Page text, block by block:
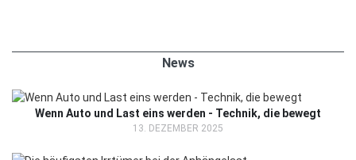
News
Wenn Auto und Last eins werden - Technik, die bewegt
13. DEZEMBER 2025